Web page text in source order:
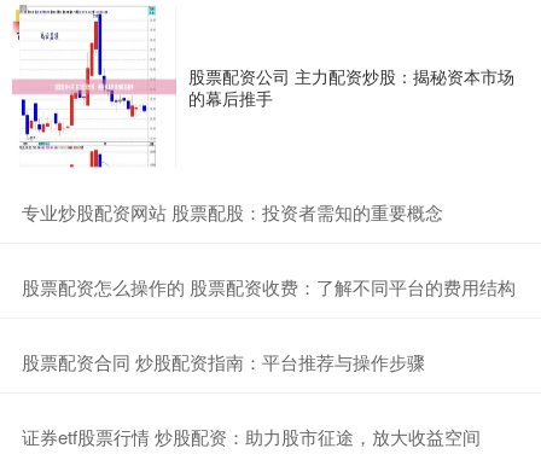
股票配资公司 主力配资炒股：揭秘资本市场
的幕后推手
​专业炒股配资网站 股票配股：投资者需知的重要概念
​股票配资怎么操作的 股票配资收费：了解不同平台的费用结构
​股票配资合同 炒股配资指南：平台推荐与操作步骤
​证券etf股票行情 炒股配资：助力股市征途，放大收益空间